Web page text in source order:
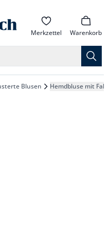
Merkzettel Warenkorb
Blusen Hemdbluse mit